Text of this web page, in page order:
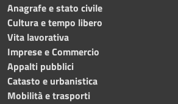
Anagrafe e stato civile
Cultura e tempo libero
Vita lavorativa
Imprese e Commercio
Appalti pubblici
Catasto e urbanistica
Mobilità e trasporti